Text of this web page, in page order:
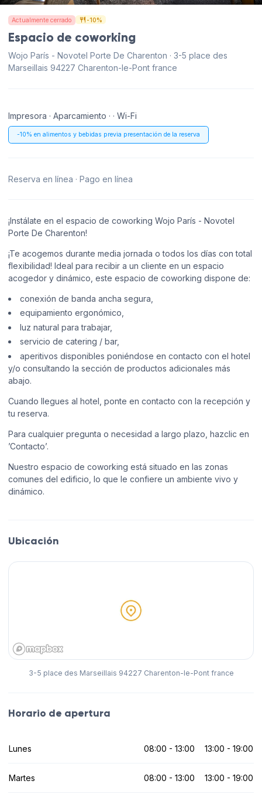
Actualmente cerrado -10%
Espacio de coworking
Wojo París - Novotel Porte De Charenton · 3-5 place des
Marseillais 94227 Charenton-le-Pont france
Impresora · Aparcamiento · · Wi-Fi
-10% en alimentos y bebidas previa presentación de la reserva
Reserva en línea · Pago en línea
¡Instálate en el espacio de coworking Wojo París - Novotel
Porte De Charenton!
¡Te acogemos durante media jornada o todos los días con total
flexibilidad! Ideal para recibir a un cliente en un espacio
acogedor y dinámico, este espacio de coworking dispone de:
conexión de banda ancha segura,
equipamiento ergonómico,
luz natural para trabajar,
servicio de catering / bar,
aperitivos disponibles poniéndose en contacto con el hotel
y/o consultando la sección de productos adicionales más
abajo.
Cuando llegues al hotel, ponte en contacto con la recepción y
tu reserva.
Para cualquier pregunta o necesidad a largo plazo, hazclic en
’Contacto’.
Nuestro espacio de coworking está situado en las zonas
comunes del edificio, lo que le confiere un ambiente vivo y
dinámico.
Ubicación
3-5 place des Marseillais 94227 Charenton-le-Pont france
Horario de apertura
Lunes 08:00 - 13:00 13:00 - 19:00
Martes 08:00 - 13:00 13:00 - 19:00